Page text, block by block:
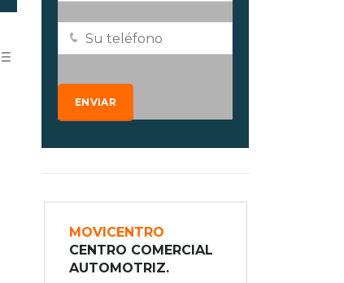
MOVICENTRO
CENTRO COMERCIAL
AUTOMOTRIZ.